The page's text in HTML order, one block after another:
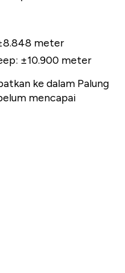
meter
±10.900 meter
ke dalam Palung
mencapai